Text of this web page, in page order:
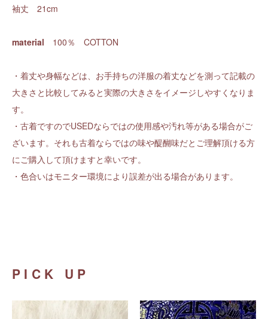
袖丈 21cm
material 100％ COTTON
・着丈や身幅などは、お手持ちの洋服の着丈などを測って記載の
大きさと比較してみると実際の大きさをイメージしやすくなりま
す。
・古着ですのでUSEDならではの使用感や汚れ等がある場合がご
ざいます。それも古着ならではの味や醍醐味だとご理解頂ける方
にご購入して頂けますと幸いです。
・色合いはモニター環境により誤差が出る場合があります。
PICK UP